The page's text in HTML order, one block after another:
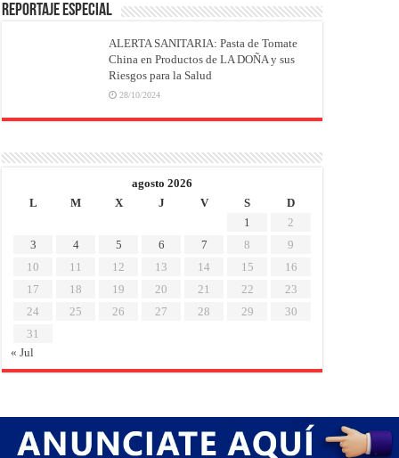
REPORTAJE ESPECIAL
ALERTA SANITARIA: Pasta de Tomate
China en Productos de LA DOÑA y sus
Riesgos para la Salud
28/10/2024
agosto 2026
L
M X J V S
D
1
2
3
4 5 6 7 8
9
10
11 12 13 14 15
16
17
18 19 20 21 22
23
24
25 26 27 28 29
30
31
« Jul